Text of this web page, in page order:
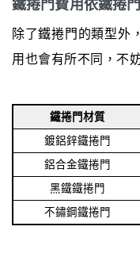
鐵捲門費用依鐵捲
除了鐵捲門的類型外
用也會有所不同，不
鐵捲門材質
鍍鋁鋅鐵捲門
鋁合金鐵捲門
黑鐵鐵捲門
不鏽鋼鐵捲門